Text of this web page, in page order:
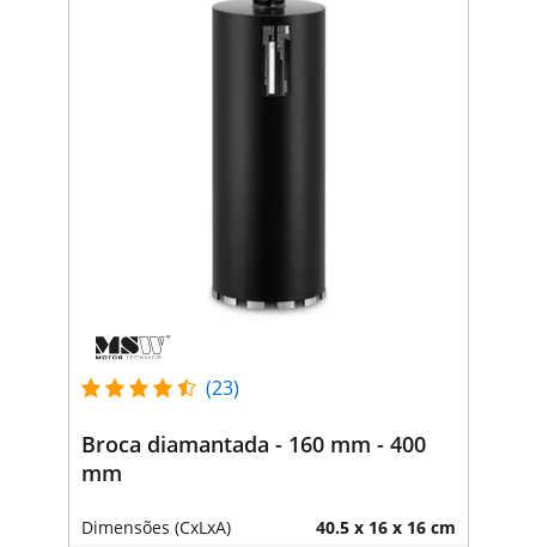
(23)
Broca diamantada - 160 mm - 400
mm
Dimensões (CxLxA) 40.5 x 16 x 16 cm